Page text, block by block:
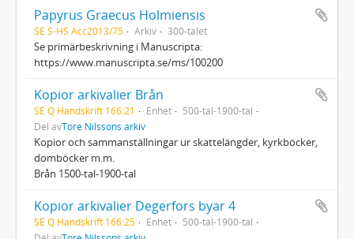
Papyrus Graecus Holmiensis
SE S-HS Acc2013/75 Arkiv 300-talet
Se primärbeskrivning i Manuscripta:
https://www.manuscripta.se/ms/100200
Kopior arkivalier Brån
SE Q Handskrift 166:21 Enhet
500-tal-1900-tal
Del avTore Nilssons arkiv
Kopior och sammanställningar ur skattelängder, kyrkböcker,
domböcker m.m.
Brån 1500-tal-1900-tal
Kopior arkivalier Degerfors byar 4
SE Q Handskrift 166:25 Enhet
500-tal-1900-tal